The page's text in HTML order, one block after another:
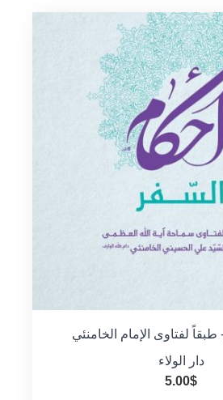
لفتاوى الإمام الخامنئي
دار الولاء
5.00$